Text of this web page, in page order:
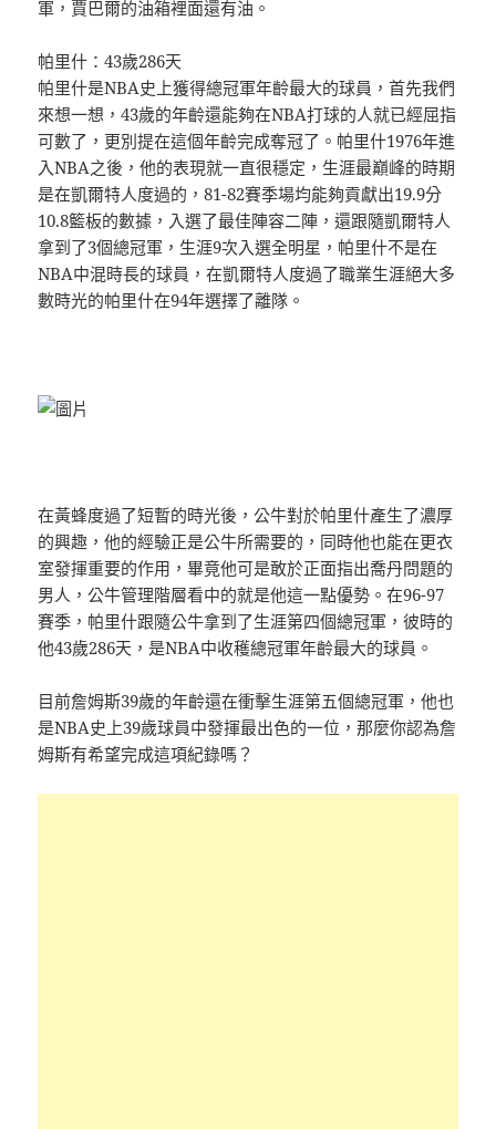
軍，賈巴爾的油箱裡面還有油。
帕里什：43歲286天
帕里什是NBA史上獲得總冠軍年齡最大的球員，首先我們
來想一想，43歲的年齡還能夠在NBA打球的人就已經屈指
可數了，更別提在這個年齡完成奪冠了。帕里什1976年進
入NBA之後，他的表現就一直很穩定，生涯最巔峰的時期
是在凱爾特人度過的，81-82賽季場均能夠貢獻出19.9分
10.8籃板的數據，入選了最佳陣容二陣，還跟隨凱爾特人
拿到了3個總冠軍，生涯9次入選全明星，帕里什不是在
NBA中混時長的球員，在凱爾特人度過了職業生涯絕大多
數時光的帕里什在94年選擇了離隊。
在黃蜂度過了短暫的時光後，公牛對於帕里什產生了濃厚
的興趣，他的經驗正是公牛所需要的，同時他也能在更衣
室發揮重要的作用，畢竟他可是敢於正面指出喬丹問題的
男人，公牛管理階層看中的就是他這一點優勢。在96-97
賽季，帕里什跟隨公牛拿到了生涯第四個總冠軍，彼時的
他43歲286天，是NBA中收穫總冠軍年齡最大的球員。
目前詹姆斯39歲的年齡還在衝擊生涯第五個總冠軍，他也
是NBA史上39歲球員中發揮最出色的一位，那麼你認為詹
姆斯有希望完成這項紀錄嗎？